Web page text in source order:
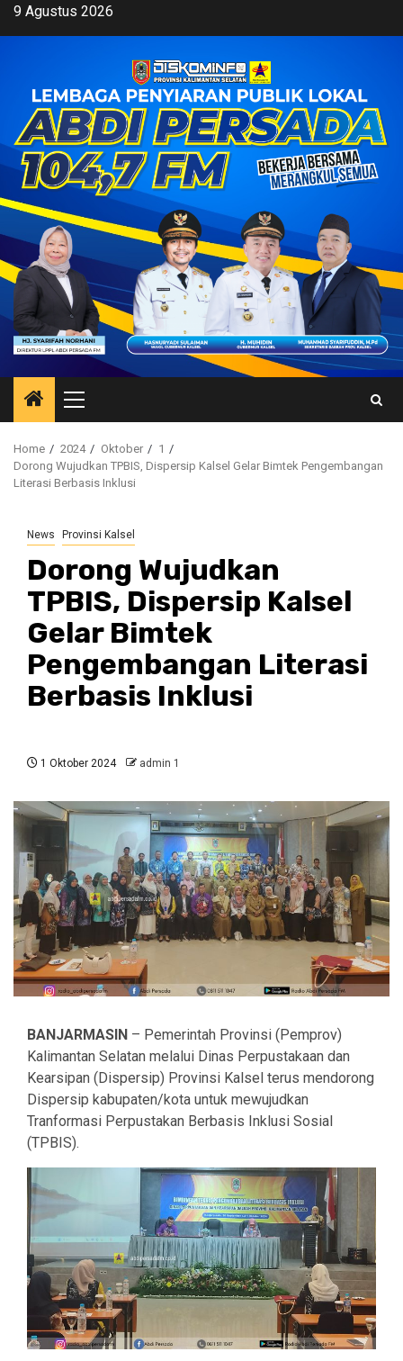
Skip9 Agustus 2026
Primary
Menu
Home 2024 Oktober
1
Dorong Wujudkan TPBIS, Dispersip Kalsel Gelar Bimtek Pengembangan
Literasi Berbasis Inklusi
News Provinsi Kalsel
Dorong Wujudkan
TPBIS, Dispersip Kalsel
Gelar Bimtek
Pengembangan Literasi
Berbasis Inklusi
1 Oktober 2024 admin 1
BANJARMASIN – Pemerintah Provinsi (Pemprov)
Kalimantan Selatan melalui Dinas Perpustakaan dan
Kearsipan (Dispersip) Provinsi Kalsel terus mendorong
Dispersip kabupaten/kota untuk mewujudkan
Tranformasi Perpustakan Berbasis Inklusi Sosial
(TPBIS).